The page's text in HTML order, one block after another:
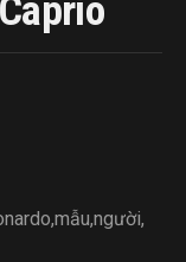
,mẫu,người,